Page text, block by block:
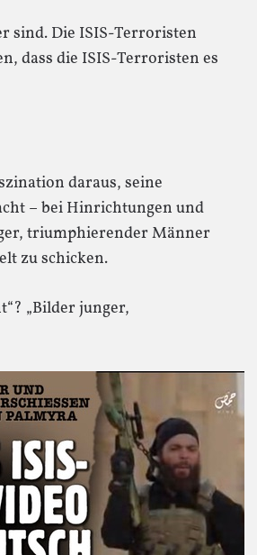
sind. Die ISIS-Terroristen
dass die ISIS-Terroristen es
daraus, seine
– bei Hinrichtungen und
triumphierender Männer
zu schicken.
„Bilder junger,